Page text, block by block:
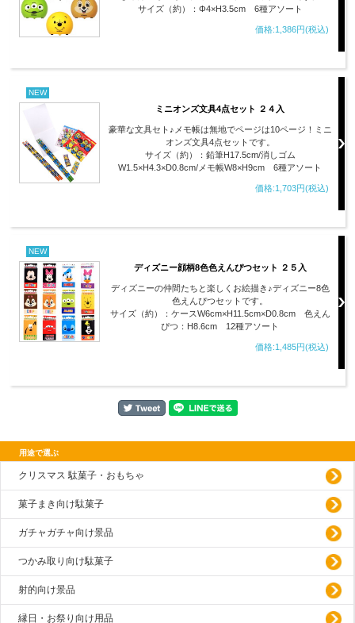
サイズ（約）：Φ4×H3.5cm 6種アソート
価格:1,386円(税込)
NEW
ミニオンズ文具4点セット ２４入
豪華な文具セト♪メモ帳は無地でページは10ページ！ミニ
オンズ文具4点セットです。
サイズ（約）：鉛筆H17.5cm/消しゴム
W1.5×H4.3×D0.8cm/メモ帳W8×H9cm 6種アソート
価格:1,703円(税込)
NEW
ディズニー顔柄8色色えんぴつセット ２５入
ディズニーの仲間たちと楽しくお絵描き♪ディズニー8色
色えんぴつセットです。
サイズ（約）：ケースW6cm×H11.5cm×D0.8cm 色えん
ぴつ：H8.6cm 12種アソート
価格:1,485円(税込)
用途で選ぶ
クリスマス 駄菓子・おもちゃ
菓子まき向け駄菓子
ガチャガチャ向け景品
つかみ取り向け駄菓子
射的向け景品
縁日・お祭り向け用品